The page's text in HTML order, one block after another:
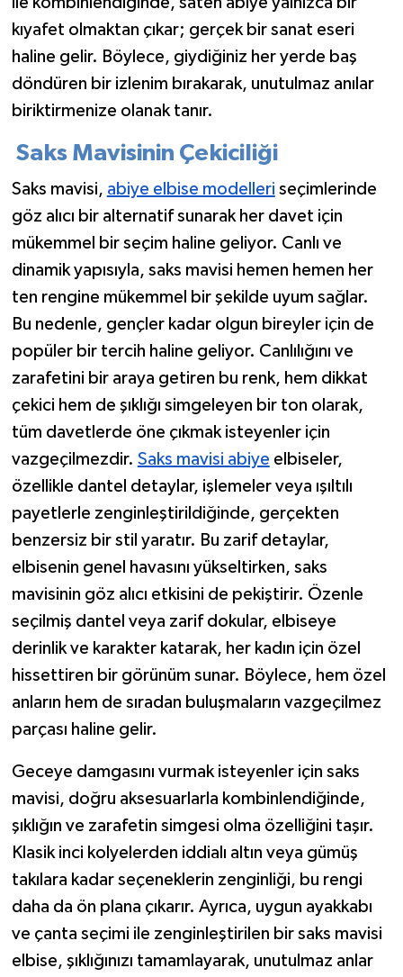
kıyafet olmaktan çıkar; gerçek bir sanat eseri
haline gelir. Böylece, giydiğiniz her yerde baş
döndüren bir izlenim bırakarak, unutulmaz anılar
biriktirmenize olanak tanır.
Saks Mavisinin Çekiciliği
Saks mavisi, abiye elbise modelleri seçimlerinde
göz alıcı bir alternatif sunarak her davet için
mükemmel bir seçim haline geliyor. Canlı ve
dinamik yapısıyla, saks mavisi hemen hemen her
ten rengine mükemmel bir şekilde uyum sağlar.
Bu nedenle, gençler kadar olgun bireyler için de
popüler bir tercih haline geliyor. Canlılığını ve
zarafetini bir araya getiren bu renk, hem dikkat
çekici hem de şıklığı simgeleyen bir ton olarak,
tüm davetlerde öne çıkmak isteyenler için
vazgeçilmezdir. Saks mavisi abiye elbiseler,
özellikle dantel detaylar, işlemeler veya ışıltılı
payetlerle zenginleştirildiğinde, gerçekten
benzersiz bir stil yaratır. Bu zarif detaylar,
elbisenin genel havasını yükseltirken, saks
mavisinin göz alıcı etkisini de pekiştirir. Özenle
seçilmiş dantel veya zarif dokular, elbiseye
derinlik ve karakter katarak, her kadın için özel
hissettiren bir görünüm sunar. Böylece, hem özel
anların hem de sıradan buluşmaların vazgeçilmez
parçası haline gelir.
Geceye damgasını vurmak isteyenler için saks
mavisi, doğru aksesuarlarla kombinlendiğinde,
şıklığın ve zarafetin simgesi olma özelliğini taşır.
Klasik inci kolyelerden iddialı altın veya gümüş
takılara kadar seçeneklerin zenginliği, bu rengi
daha da ön plana çıkarır. Ayrıca, uygun ayakkabı
ve çanta seçimi ile zenginleştirilen bir saks mavisi
elbise, şıklığınızı tamamlayarak, unutulmaz anlar